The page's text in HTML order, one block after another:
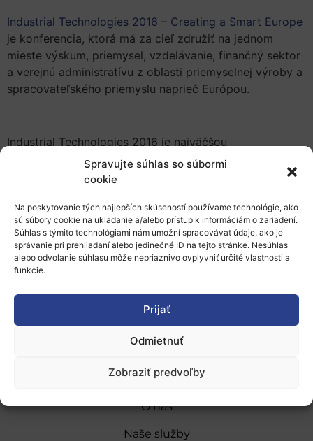
Spravujte súhlas so súbormi
cookie
Na poskytovanie tých najlepších skúseností používame technológie, ako
sú súbory cookie na ukladanie a/alebo prístup k informáciám o zariadení.
Súhlas s týmito technológiami nám umožní spracovávať údaje, ako je
správanie pri prehliadaní alebo jedinečné ID na tejto stránke. Nesúhlas
alebo odvolanie súhlasu môže nepriaznivo ovplyvniť určité vlastnosti a
funkcie.
Prijať
Odmietnuť
Zobraziť predvoľby
Industrial Technologies 2016 – Creating a Smart Europe
je konferencia, ktorá má za cieľ združiť na jednom
mieste výskum, priemysel, vzdelávanie, finančný sektor
a verejnú administratívu z oblasti priemyselnej výroby a
spracovateľského priemyslu naprieč Európou.
Industrial Technologies 2016 je najväčšou
networkingovou konferenciou v oblasti nových
výrobných technológií, materiálov a nanotechnológií v
Bližšie informácie o podujatí bude možné získať vo
formenewsletteru.
O nás
Naše služby